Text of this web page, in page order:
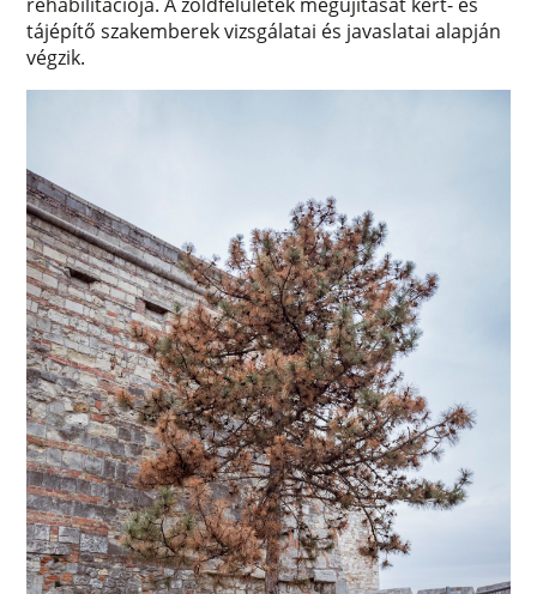
rehabilitációja. A zöldfelületek megújítását kert- és
tájépítő szakemberek vizsgálatai és javaslatai alapján
végzik.